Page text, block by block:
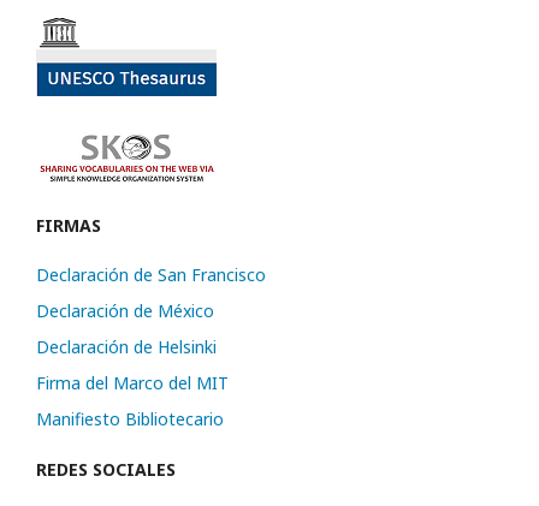
FIRMAS
Declaración de San Francisco
Declaración de México
Declaración de Helsinki
Firma del Marco del MIT
Manifiesto Bibliotecario
REDES SOCIALES